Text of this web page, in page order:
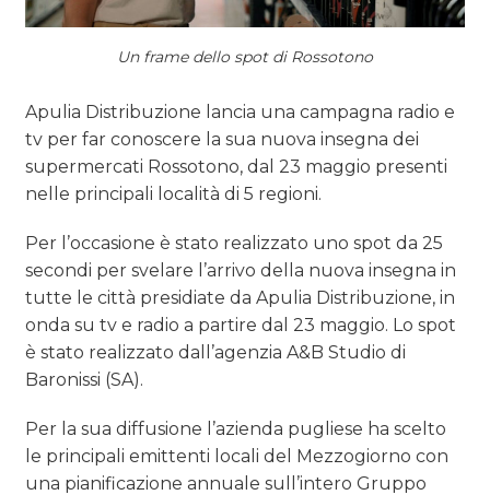
Un frame dello spot di Rossotono
Apulia Distribuzione lancia una campagna radio e
tv per far conoscere la sua nuova insegna dei
supermercati Rossotono, dal 23 maggio presenti
nelle principali località di 5 regioni.
Per l’occasione è stato realizzato uno spot da 25
secondi per svelare l’arrivo della nuova insegna in
tutte le città presidiate da Apulia Distribuzione, in
onda su tv e radio a partire dal 23 maggio. Lo spot
è stato realizzato dall’agenzia A&B Studio di
Baronissi (SA).
Per la sua diffusione l’azienda pugliese ha scelto
le principali emittenti locali del Mezzogiorno con
una pianificazione annuale sull’intero Gruppo